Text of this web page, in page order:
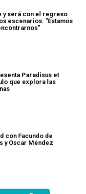
y será con el regreso
escenarios: "Estamos
Paradisus et
que explora las
con Facundo de
y Oscar Méndez